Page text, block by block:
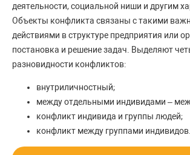
деятельности, социальной ниши и другим
Объекты конфликта связаны с такими
действиями в структуре предприятия или
постановка и решение задач. Выделяют
разновидности конфликтов:
внутриличностный;
между отдельными индивидами –
конфликт индивида и группы людей;
конфликт между группами индивидов.